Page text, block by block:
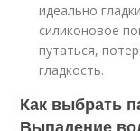
идеально
силиконовое
путаться,
гладкость.
Как выбрать